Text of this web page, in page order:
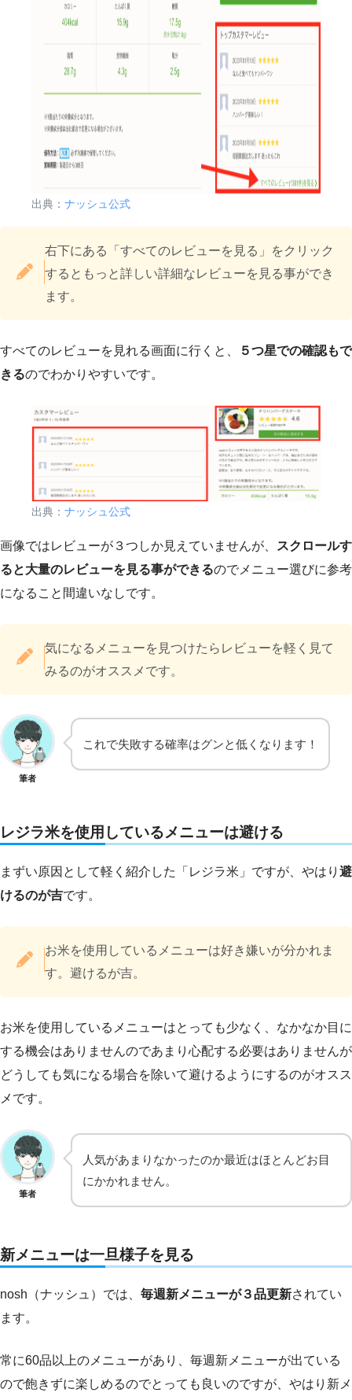
出典： ナッシュ公式
右下にある「すべてのレビューを見る」をクリック
するともっと詳しい詳細なレビューを見る事ができ
ます。
すべてのレビューを見れる画面に行くと、
５つ星での確認もで
きるのでわかりやすいです。
出典： ナッシュ公式
画像ではレビューが３つしか見えていませんが、
スクロールす
ると大量のレビューを見る事ができるのでメニュー選びに参考
になること間違いなしです。
気になるメニューを見つけたらレビューを軽く見て
みるのがオススメです。
筆者
これで失敗する確率はグンと低くなります！
レジラ米を使用しているメニューは避ける
まずい原因として軽く紹介した「レジラ米」ですが、やはり 避
けるのが吉です。
お米を使用しているメニューは好き嫌いが分かれま
す。避けるが吉。
お米を使用しているメニューはとっても少なく、なかなか目に
する機会はありませんのであまり心配する必要はありませんが
どうしても気になる場合を除いて避けるようにするのがオスス
メです。
筆者
人気があまりなかったのか最近はほとんどお目
にかかれません。
新メニューは一旦様子を見る
nosh（ナッシュ）では、 毎週新メニューが３品更新されてい
ます。
常に60品以上のメニューがあり、毎週新メニューが出ている
ので飽きずに楽しめるのでとっても良いのですが、やはり新メ